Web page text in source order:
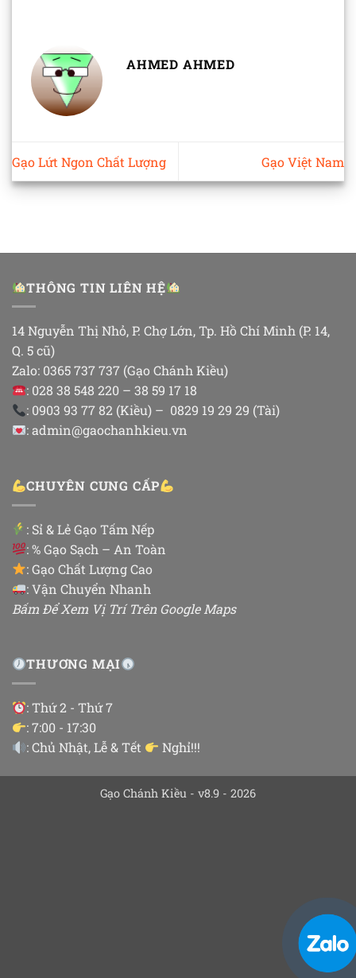
AHMED AHMED
Gạo Lứt Ngon Chất Lượng Gạo Việt Nam
THÔNG TIN LIÊN HỆ
14 Nguyễn Thị Nhỏ, P. Chợ Lớn, Tp. Hồ Chí Minh (P. 14,
Q. 5 cũ)
Zalo: 0365 737 737 (Gạo Chánh Kiều)
: 028 38 548 220 – 38 59 17 18
: 0903 93 77 82 (Kiều) – 0829 19 29 29 (Tài)
: admin@gaochanhkieu.vn
CHUYÊN CUNG CẤP
: Sỉ & Lẻ Gạo Tấm Nếp
: % Gạo Sạch – An Toàn
: Gạo Chất Lượng Cao
: Vận Chuyển Nhanh
Bấm Để Xem Vị Trí Trên Google Maps
THƯƠNG MẠI
: Thứ 2 - Thứ 7
: 7:00 - 17:30
: Chủ Nhật, Lễ & Tết
Nghỉ!!!
Gạo Chánh Kiều - v8.9 - 2026